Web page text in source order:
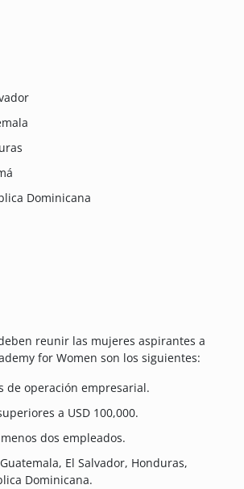
Dominicana
reunir las mujeres aspirantes a
for Women son los siguientes:
de operación empresarial.
a USD 100,000.
dos empleados.
El Salvador, Honduras,
Dominicana.